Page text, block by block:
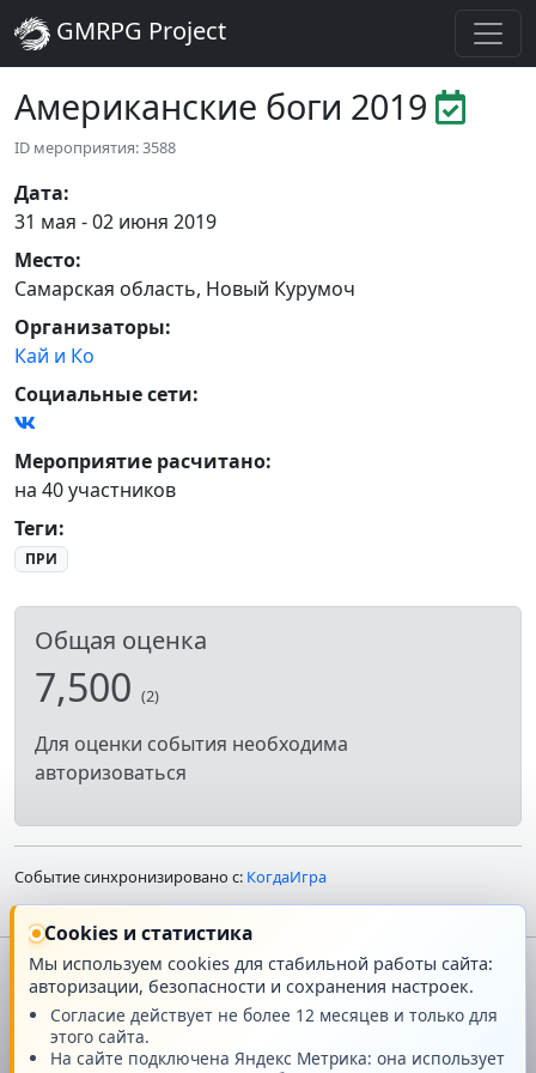
GMRPG Project
Американские боги 2019
ID мероприятия: 3588
Дата:
31 мая - 02 июня 2019
Место:
Самарская область, Новый Курумоч
Организаторы:
Кай и Ко
Социальные сети:
Мероприятие расчитано:
на 40 участников
Теги:
ПРИ
Общая оценка
7,500 (2)
Для оценки события необходима
авторизоваться
Событие синхронизировано с: КогдаИгра
Главная О проекте
Техподдержка Новости
Cookies и статистика
Мы используем cookies для стабильной работы сайта:
авторизации, безопасности и сохранения настроек.
Согласие действует не более 12 месяцев и только для
этого сайта.
На сайте подключена Яндекс Метрика: она использует